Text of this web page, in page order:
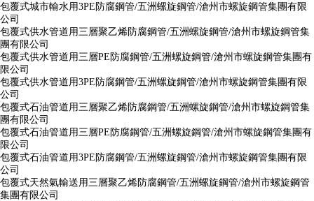
包覆式城市輸水用3PE防腐鋼管/五洲螺旋鋼管/滄州市螺旋鋼管集團有限
公司
包覆式供水管道用三層聚乙烯防腐鋼管/五洲螺旋鋼管/滄州市螺旋鋼管集
團有限公司
包覆式供水管道用三層PE防腐鋼管/五洲螺旋鋼管/滄州市螺旋鋼管集團有
限公司
包覆式供水管道用3PE防腐鋼管/五洲螺旋鋼管/滄州市螺旋鋼管集團有限
公司
包覆式石油管道用三層聚乙烯防腐鋼管/五洲螺旋鋼管/滄州市螺旋鋼管集
團有限公司
包覆式石油管道用三層PE防腐鋼管/五洲螺旋鋼管/滄州市螺旋鋼管集團有
限公司
包覆式石油管道用3PE防腐鋼管/五洲螺旋鋼管/滄州市螺旋鋼管集團有限
公司
包覆式天然氣輸送用三層聚乙烯防腐鋼管/五洲螺旋鋼管/滄州市螺旋鋼管
集團有限公司